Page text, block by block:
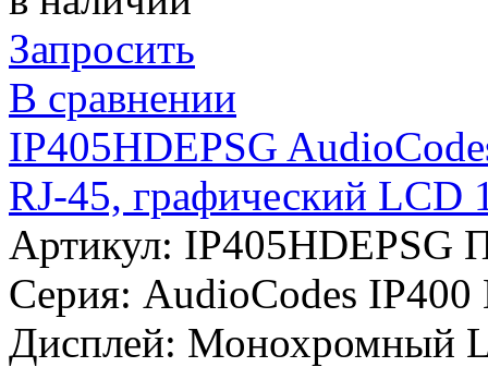
Запросить
В сравнении
IP405HDEPSG
RJ-45, графический LCD
Артикул: IP405HDEPSG
Серия: AudioCodes IP400
Дисплей: Монохромный